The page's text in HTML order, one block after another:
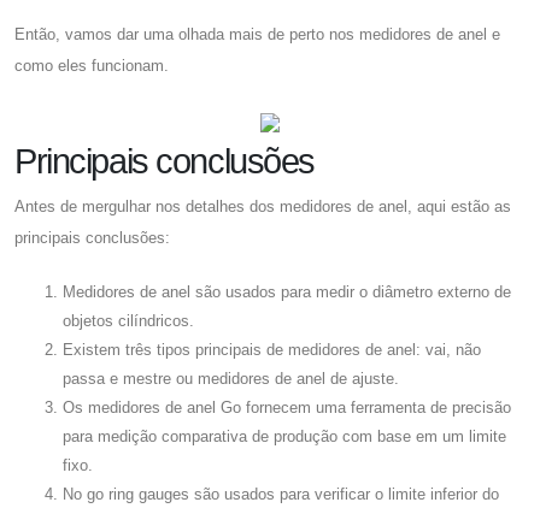
Então, vamos dar uma olhada mais de perto nos medidores de anel e
como eles funcionam.
Principais conclusões
Antes de mergulhar nos detalhes dos medidores de anel, aqui estão as
principais conclusões:
Medidores de anel são usados ​​para medir o diâmetro externo de
objetos cilíndricos.
Existem três tipos principais de medidores de anel: vai, não
passa e mestre ou medidores de anel de ajuste.
Os medidores de anel Go fornecem uma ferramenta de precisão
para medição comparativa de produção com base em um limite
fixo.
No go ring gauges são usados ​​para verificar o limite inferior do